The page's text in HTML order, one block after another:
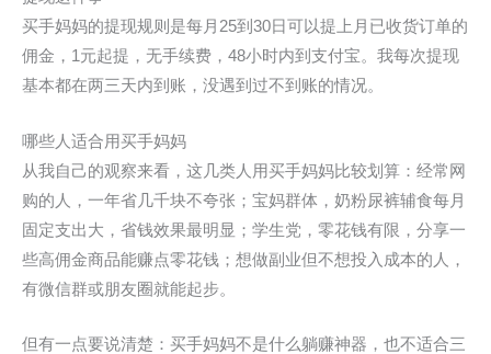
买手妈妈的提现规则是每月25到30日可以提上月已收货订单的
佣金，1元起提，无手续费，48小时内到支付宝。我每次提现
基本都在两三天内到账，没遇到过不到账的情况。
哪些人适合用买手妈妈
从我自己的观察来看，这几类人用买手妈妈比较划算：经常网
购的人，一年省几千块不夸张；宝妈群体，奶粉尿裤辅食每月
固定支出大，省钱效果最明显；学生党，零花钱有限，分享一
些高佣金商品能赚点零花钱；想做副业但不想投入成本的人，
有微信群或朋友圈就能起步。
但有一点要说清楚：买手妈妈不是什么躺赚神器，也不适合三